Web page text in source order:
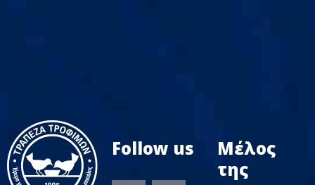
Follow us
Μέλος
της